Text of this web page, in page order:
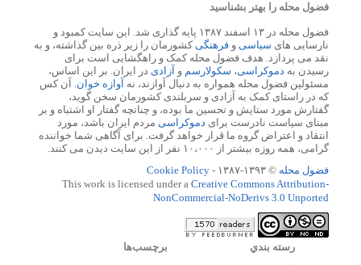
فضول محله را بهتر بشناسید
فضول محله در ۱۳ اسفند ۱۳۸۷ پایه گذاری شد. این سایت کمبود و
نارسایی های سیاسی و فرهنگیکشورمان را زیر ذره بین گذاشته، و به
نقد می پردازد. هدف فضول محله کمک و راهگشایی است برای
رسیدن به دموکراسی، سکولارسم و آزادی در ایران. بر این اساس،
مسئولین فضول محله همواره به دنبال آوازند، نه آوازه خوان. آن کس
که در راستای کمک به آزادی و سربلندی کشورمان سخن گوید،
گفتارش مورد ستایش و تحسین ما بوده، و چنانچه گفتار او اشتباه و بر
مبنای سیاست نادرست برای دموکراسی مردم ایران باشد، مورد
انتقاد و اعتراض گروه ما قرار خواهد گرفت. برای آگاهی شما خواننده
گرامی، همه روزه بیشتر از ۱۰،۰۰۰ نفر از این سایت دیدن می کنند.
فضول محله © ۱۳۹۳-۱۳۸۷ -
Cookie Policy
This work is licensed under a Creative Commons Attribution-
NonCommercial-NoDerivs 3.0 Unported
رسته بندي برچسب‌ها